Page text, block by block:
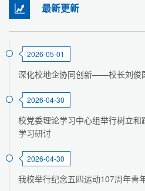
最新更新
2026-05-01
深化校地企协同创新——校长刘俊
2026-04-30
校党委理论学习中心组举行树立
学习研讨
2026-04-30
我校举行纪念五四运动107周年青